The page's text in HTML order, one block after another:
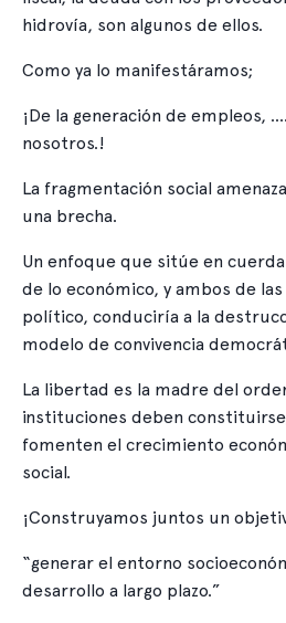
hidrovía, son algunos de ellos.
Como ya lo manifestáramos;
¡De la generación de empleos,
nosotros.!
La fragmentación social
una brecha.
Un enfoque que sitúe en
de lo económico, y ambos de
político, conduciría a la
modelo de convivencia
La libertad es la madre del
instituciones deben
fomenten el crecimiento
social.
¡Construyamos juntos un
“generar el entorno
desarrollo a largo plazo.”